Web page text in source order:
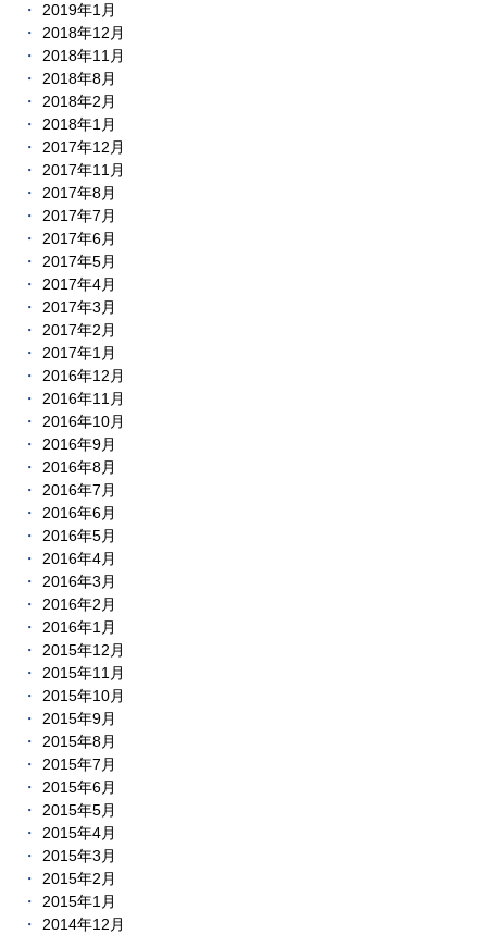
2019年1月
2018年12月
2018年11月
2018年8月
2018年2月
2018年1月
2017年12月
2017年11月
2017年8月
2017年7月
2017年6月
2017年5月
2017年4月
2017年3月
2017年2月
2017年1月
2016年12月
2016年11月
2016年10月
2016年9月
2016年8月
2016年7月
2016年6月
2016年5月
2016年4月
2016年3月
2016年2月
2016年1月
2015年12月
2015年11月
2015年10月
2015年9月
2015年8月
2015年7月
2015年6月
2015年5月
2015年4月
2015年3月
2015年2月
2015年1月
2014年12月